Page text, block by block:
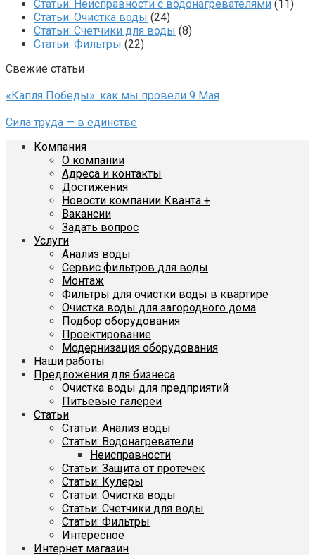
Статьи: Неисправности с водонагревателями (11)
Статьи: Очистка воды (24)
Статьи: Счетчики для воды (8)
Статьи: Фильтры (22)
Свежие статьи
«Капля Победы»: как мы провели 9 Мая
Сила труда — в единстве
Компания
О компании
Адреса и контакты
Достижения
Новости компании Кванта +
Вакансии
Задать вопрос
Услуги
Анализ воды
Сервис фильтров для воды
Монтаж
Фильтры для очистки воды в квартире
Очистка воды для загородного дома
Подбор оборудования
Проектирование
Модернизация оборудования
Наши работы
Предложения для бизнеса
Очистка воды для предприятий
Питьевые галереи
Статьи
Статьи: Анализ воды
Статьи: Водонагреватели
Неисправности
Статьи: Защита от протечек
Статьи: Кулеры
Статьи: Очистка воды
Статьи: Счетчики для воды
Статьи: Фильтры
Интересное
Интернет магазин